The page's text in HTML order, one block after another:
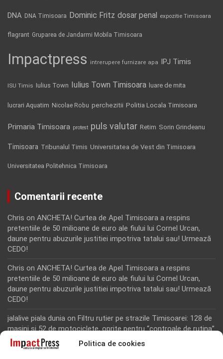
Politica de cookies
DNA DNA Timisoara Dominic Fritz dosar penal expozitie Timisoara
flagrant Gruparea de Jandarmi Mobila Timisoara
Impactpress intrerupere furnizare apa IPJ Timis
ISU Timis Iulius Town Iulius Town Timisoara luare de mita
lucrari Aquatim Nicolae Robu perchezitii Politia Locala Timisoara
Primaria Timisoara protest puls valutar Retim Sorin Grindeanu
Timisoara Tribunalul Timis Universitatea de Vest din Timisoara
Universitatea Politehnica Timisoara
Comentarii recente
Chris on ANCHETA! Curtea de Apel Timisoara a respins
pretentiile de 50 milioane de euro ale fiului lui Cornel Urcan,
daune pentru abuzurile justitiei impotriva tatalui sau! Urmează
CEDO!
Chris on ANCHETA! Curtea de Apel Timisoara a respins
pretentiile de 50 milioane de euro ale fiului lui Cornel Urcan,
daune pentru abuzurile justitiei impotriva tatalui sau! Urmează
CEDO!
jalalive piala dunia on Filtru rutier pe strazile Timisoarei: 128 de
masini si 52 de motociclete, oprite pentru “controale de rutina”
Rodion Camatoritul on Inca un martor din dosarul fraudei cu